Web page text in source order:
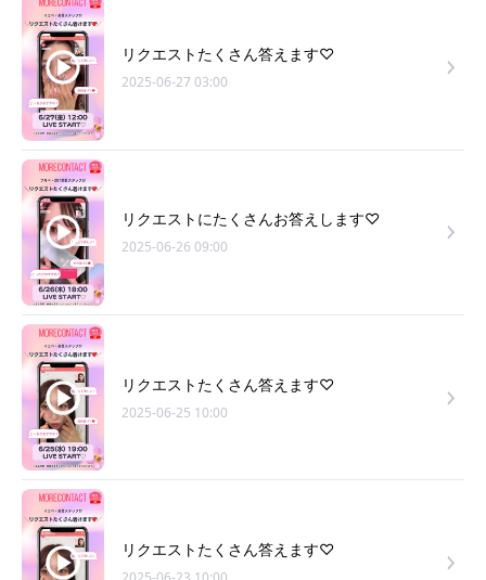
リクエストたくさん答えます♡
2025-06-27 03:00
リクエストにたくさんお答えします♡
2025-06-26 09:00
リクエストたくさん答えます♡
2025-06-25 10:00
リクエストたくさん答えます♡